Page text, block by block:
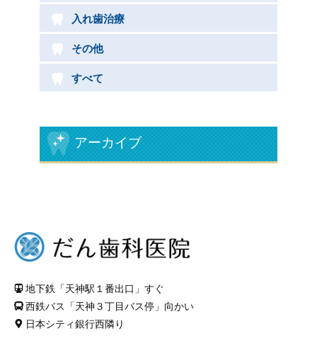
ホワイトニング
入れ歯
詰め物・被せ物
料金や特徴について
お問い合せ
お問い合せ
入れ歯治療
その他
すべて
アーカイブ
地下鉄「天神駅１番出口」すぐ
西鉄バス「天神３丁目バス停」向かい
日本シティ銀行西隣り